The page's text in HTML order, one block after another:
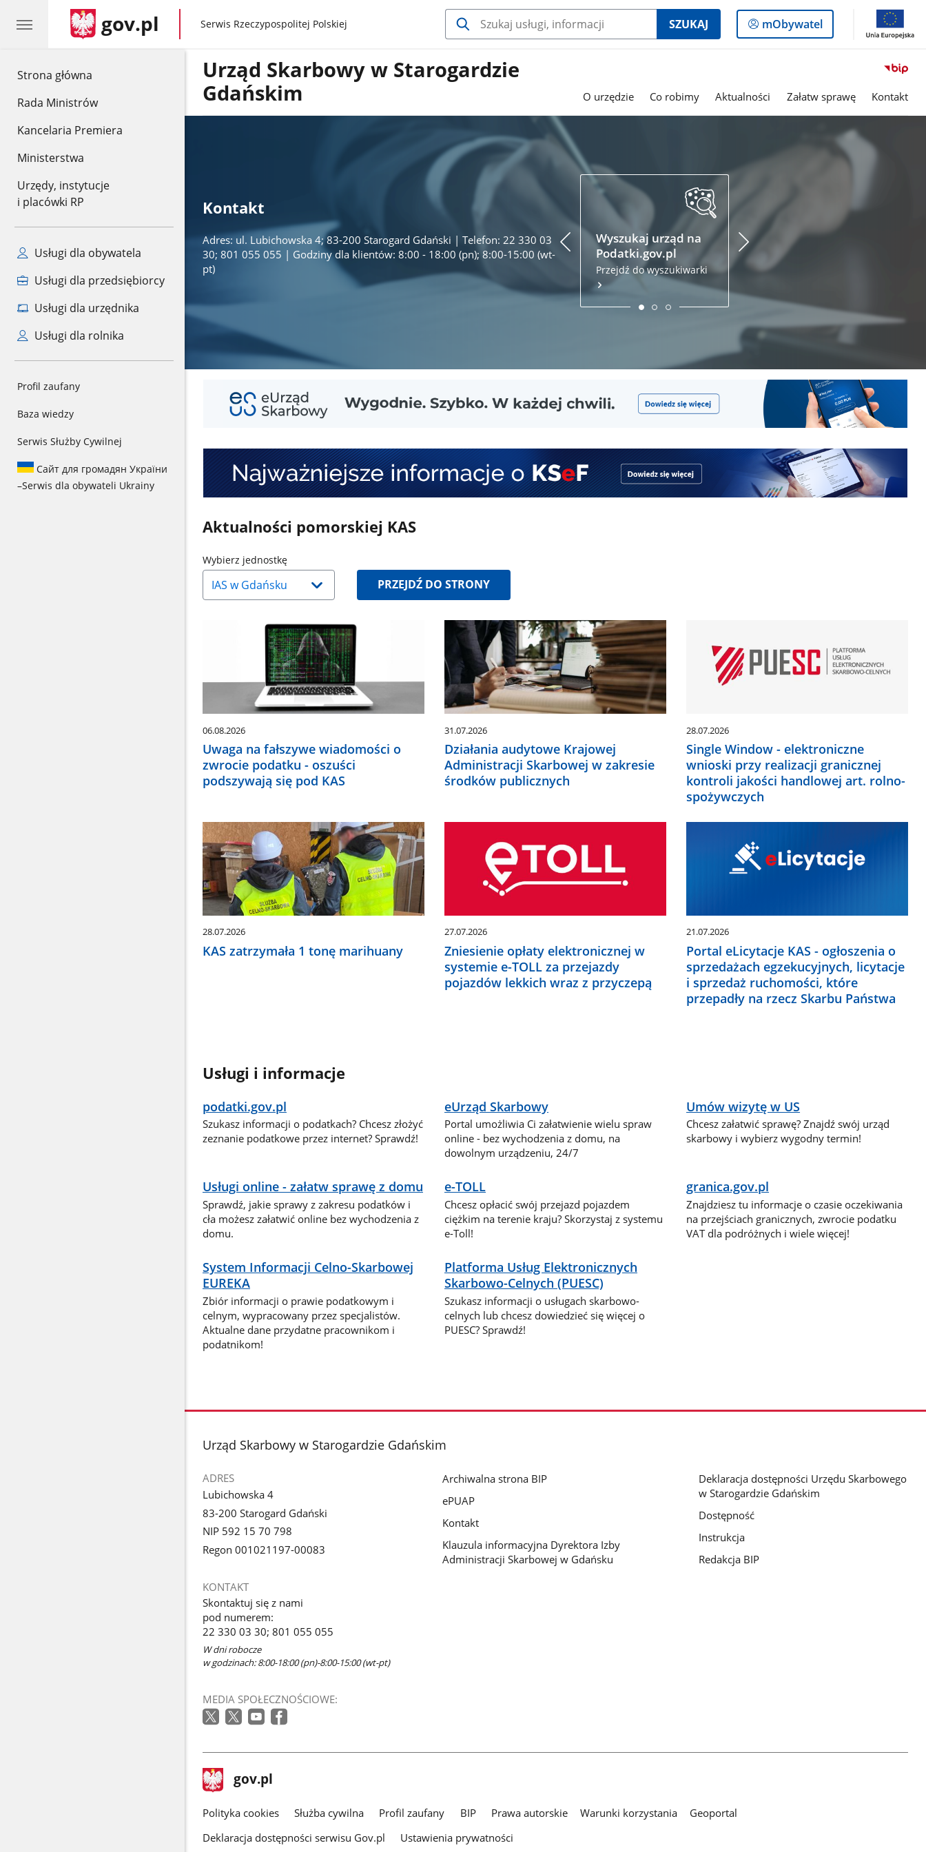
Strona główna
Rada Ministrów
Kancelaria Premiera
Ministerstwa
Urzędy, instytucje
i placówki RP
Usługi dla obywatela
Usługi dla przedsiębiorcy
Usługi dla urzędnika
Usługi dla rolnika
Profil zaufany
Baza wiedzy
Serwis Służby Cywilnej
Сайт для громадян України
–Serwis dla obywateli Ukrainy
gov.pl gov.pl
Serwis Rzeczypospolitej Polskiej SZUKAJ
Logowanie
do
mObywatel
Urząd Skarbowy w Starogardzie
Gdańskim
O urzędzie Co robimy Aktualności Załatw sprawę Kontakt
Kontakt
Adres: ul. Lubichowska 4; 83-200 Starogard Gdański | Telefon: 22 330 03
30; 801 055 055 | Godziny dla klientów: 8:00 - 18:00 (pn); 8:00-15:00 (wt-
pt)
Wyszukaj urząd na
Podatki.gov.pl
Przejdź do wyszukiwarki
Podatki.gov.pl
Złóż zeznanie podatkowe
przez internet
Banner
Banner
2
Aktualności pomorskiej KAS
Wybierz jednostkęNaciśnij
strzałkę
w
dół,
wybrać
odpowiednią
pozycję.
Dane
zaktualizują
się
PRZEJDŹ DO STRONY
06.08.2026
Uwaga na fałszywe wiadomości o
zwrocie podatku - oszuści
podszywają się pod KAS
31.07.2026
Działania audytowe Krajowej
Administracji Skarbowej w zakresie
środków publicznych
28.07.2026
Single Window - elektroniczne
wnioski przy realizacji granicznej
kontroli jakości handlowej art. rolno-
spożywczych
28.07.2026
KAS zatrzymała 1 tonę marihuany
27.07.2026
Zniesienie opłaty elektronicznej w
systemie e-TOLL za przejazdy
pojazdów lekkich wraz z przyczepą
21.07.2026
Portal eLicytacje KAS - ogłoszenia o
sprzedażach egzekucyjnych, licytacje
i sprzedaż ruchomości, które
przepadły na rzecz Skarbu Państwa
Usługi i informacje
podatki.gov.pl
Szukasz informacji o podatkach? Chcesz złożyć
zeznanie podatkowe przez internet? Sprawdź!
eUrząd Skarbowy
Portal umożliwia Ci załatwienie wielu spraw
online - bez wychodzenia z domu, na
dowolnym urządzeniu, 24/7
Umów wizytę w US
Chcesz załatwić sprawę? Znajdź swój urząd
skarbowy i wybierz wygodny termin!
Usługi online - załatw sprawę z domu
Sprawdź, jakie sprawy z zakresu podatków i
cła możesz załatwić online bez wychodzenia z
domu.
e-TOLL
Chcesz opłacić swój przejazd pojazdem
ciężkim na terenie kraju? Skorzystaj z systemu
e-Toll!
granica.gov.pl
Znajdziesz tu informacje o czasie oczekiwania
na przejściach granicznych, zwrocie podatku
VAT dla podróżnych i wiele więcej!
System Informacji Celno-Skarbowej
EUREKA
Zbiór informacji o prawie podatkowym i
celnym, wypracowany przez specjalistów.
Aktualne dane przydatne pracownikom i
podatnikom!
Platforma Usług Elektronicznych
Skarbowo-Celnych (PUESC)
Szukasz informacji o usługach skarbowo-
celnych lub chcesz dowiedzieć się więcej o
PUESC? Sprawdź!
stopka
Urząd Skarbowy w Starogardzie Gdańskim
ADRES
Lubichowska 4
83-200 Starogard Gdański
NIP 592 15 70 798
Regon 001021197-00083
KONTAKT
Skontaktuj się z nami
pod numerem:
22 330 03 30; 801 055 055
W dni robocze
w godzinach: 8:00-18:00 (pn)-8:00-15:00 (wt-pt)
MEDIA SPOŁECZNOŚCIOWE:
Archiwalna strona BIP
ePUAP
Kontakt
Klauzula informacyjna Dyrektora Izby
Administracji Skarbowej w Gdańsku
Deklaracja dostępności Urzędu Skarbowego
w Starogardzie Gdańskim
Dostępność
Instrukcja
Redakcja BIP
stopka
gov.pl Strona
gov.pl
gov.pl
Polityka cookies Służba cywilna Profil zaufany BIP Prawa autorskie Warunki korzystania
Geoportal
Deklaracja dostępności serwisu Gov.pl
Ustawienia prywatności